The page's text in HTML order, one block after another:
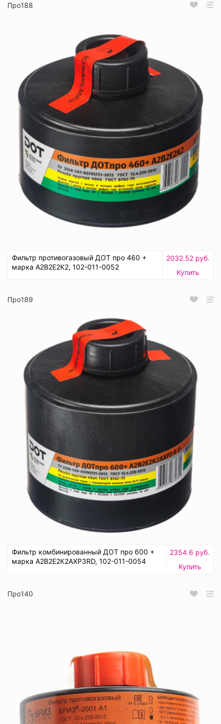
Про188
Фильтр противогазовый ДОТ про 460 +
марка А2В2Е2К2, 102-011-0052
2032.52 руб.
Купить
Про189
Фильтр комбинированный ДОТ про 600 +
марка А2В2Е2К2АХР3RD, 102-011-0054
2354.6 руб.
Купить
Про140